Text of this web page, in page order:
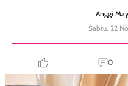
Anggi
Sabtu, 22
0